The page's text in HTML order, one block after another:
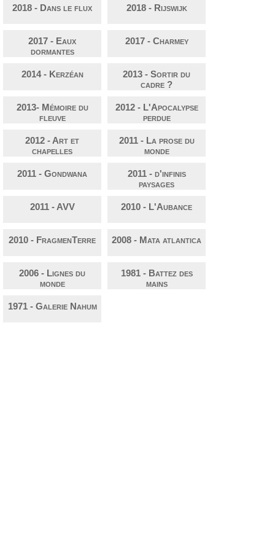
2018 - Dans le flux 2018 - Rijswijk
2017 - Eaux
dormantes
2017 - Charmey
2014 - Kerzéan
2013 - Sortir du
cadre ?
2013- Mémoire du
fleuve
2012 - L'Apocalypse
perdue
2012 - Art et
chapelles
2011 - La prose du
monde
2011 - Gondwana
2011 - d'infinis
paysages
2011 - AVV 2010 - L'Aubance
2010 - FragmenTerre 2008 - Mata atlantica
2006 - Lignes du
monde
1981 - Battez des
mains
1971 - Galerie Nahum